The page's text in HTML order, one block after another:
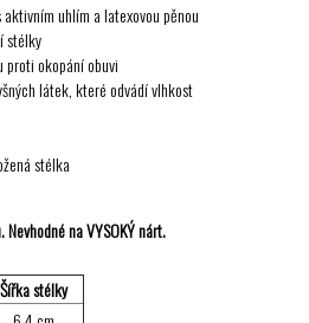
uhlím a latexovou pěnou
stélky
proti okopání obuvi
látek, které odvádí vlhkost
stélka
Nevhodné na VYSOKÝ nárt.
Šířka stélky